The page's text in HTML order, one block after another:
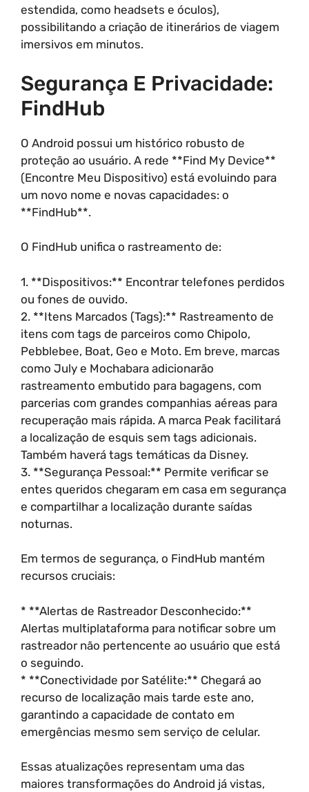
estendida, como headsets e óculos),
possibilitando a criação de itinerários de viagem
imersivos em minutos.
Segurança E Privacidade:
FindHub
O Android possui um histórico robusto de
proteção ao usuário. A rede **Find My Device**
(Encontre Meu Dispositivo) está evoluindo para
um novo nome e novas capacidades: o
**FindHub**.
O FindHub unifica o rastreamento de:
1. **Dispositivos:** Encontrar telefones perdidos
ou fones de ouvido.
2. **Itens Marcados (Tags):** Rastreamento de
itens com tags de parceiros como Chipolo,
Pebblebee, Boat, Geo e Moto. Em breve, marcas
como July e Mochabara adicionarão
rastreamento embutido para bagagens, com
parcerias com grandes companhias aéreas para
recuperação mais rápida. A marca Peak facilitará
a localização de esquis sem tags adicionais.
Também haverá tags temáticas da Disney.
3. **Segurança Pessoal:** Permite verificar se
entes queridos chegaram em casa em segurança
e compartilhar a localização durante saídas
noturnas.
Em termos de segurança, o FindHub mantém
recursos cruciais:
* **Alertas de Rastreador Desconhecido:**
Alertas multiplataforma para notificar sobre um
rastreador não pertencente ao usuário que está
o seguindo.
* **Conectividade por Satélite:** Chegará ao
recurso de localização mais tarde este ano,
garantindo a capacidade de contato em
emergências mesmo sem serviço de celular.
Essas atualizações representam uma das
maiores transformações do Android já vistas,